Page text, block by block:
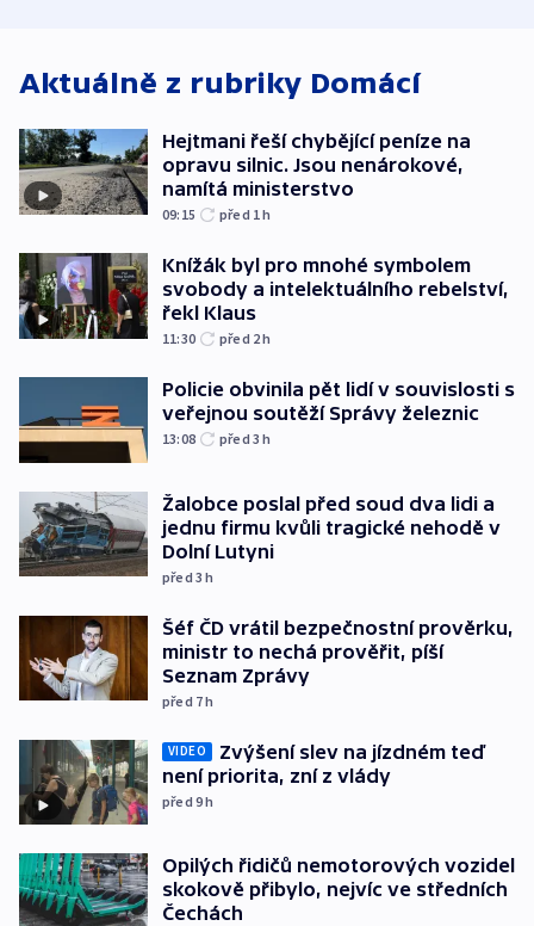
Aktuálně z rubriky Domácí
Hejtmani řeší chybějící peníze na
opravu silnic. Jsou nenárokové,
namítá ministerstvo
09:15 před 1h
Knížák byl pro mnohé symbolem
svobody a intelektuálního rebelství,
řekl Klaus
11:30 před 2h
Policie obvinila pět lidí v souvislosti s
veřejnou soutěží Správy železnic
13:08 před 3h
Žalobce poslal před soud dva lidi a
jednu firmu kvůli tragické nehodě v
Dolní Lutyni
před 3h
Šéf ČD vrátil bezpečnostní prověrku,
ministr to nechá prověřit, píší
Seznam Zprávy
před 7h
VIDEO
Zvýšení slev na jízdném teď
není priorita, zní z vlády
před 9h
Opilých řidičů nemotorových vozidel
skokově přibylo, nejvíc ve středních
Čechách